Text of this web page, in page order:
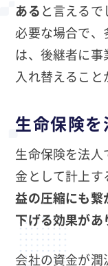
あると言える
必要な場合で
は、後継者に
入れ替えること
生命保険を
生命保険を法
金として計上
益の圧縮にも繋
下げる効果があ
会社の資金が